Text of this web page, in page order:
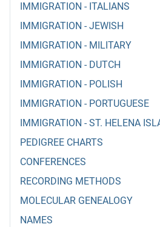
IMMIGRATION - ITALIANS
IMMIGRATION - JEWISH
IMMIGRATION - MILITARY
IMMIGRATION - DUTCH
IMMIGRATION - POLISH
IMMIGRATION - PORTUGUESE
IMMIGRATION - ST. HELENA
PEDIGREE CHARTS
CONFERENCES
RECORDING METHODS
MOLECULAR GENEALOGY
NAMES